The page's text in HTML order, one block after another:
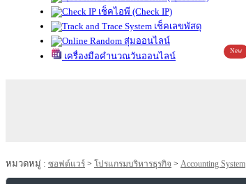
เช็คไอพี (Check IP)
เช็คเลขพัสดุ
สุ่มออนไลน์
เครื่องมือคำนวณวันออนไลน์
New
หมวดหมู่ : ซอฟต์แวร์ > โปรแกรมบริหารธุรกิจ > Accounting System